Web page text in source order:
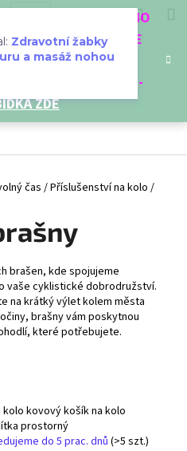
4 VĚCI Z NAŠEHO
DOSTANETE
-
ZDE
HledatPřihlášení
čas /Příslušenství na kolo /
brašen, kde spojujeme
vaše cyklistické dobrodružství.
na krátký výlet kolem města
brašny vám poskytnou
které potřebujete.
kolo kovový košík na kolo
prostorný
do 5 prac. dnů(>5 szt.)
Zdravotní žabky
a masáž nohou